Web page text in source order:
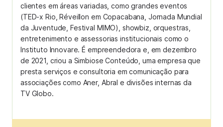
clientes em áreas variadas, como grandes eventos
(TED-x Rio, Réveillon em Copacabana, Jornada Mundial
da Juventude, Festival MIMO), showbiz, orquestras,
entretenimento e assessorias institucionais como o
Instituto Innovare. É empreendedora e, em dezembro
de 2021, criou a Simbiose Conteúdo, uma empresa que
presta serviços e consultoria em comunicação para
associações como Aner, Abral e divisões internas da
TV Globo.